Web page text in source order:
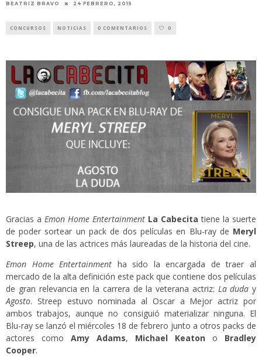
BEATRIZ BRAVO 24 FEBRERO, 2015
CONCURSOS NOTICIAS 0 COMENTARIOS 0
Gracias a Emon Home Entertainment La Cabecita tiene la suerte
de poder sortear un pack de dos películas en Blu-ray de Meryl
Streep, una de las actrices más laureadas de la historia del cine.
Emon Home Entertainment ha sido la encargada de traer al
mercado de la alta definición este pack que contiene dos películas
de gran relevancia en la carrera de la veterana actriz: La duda y
Agosto. Streep estuvo nominada al Oscar a Mejor actriz por
ambos trabajos, aunque no consiguió materializar ninguna. El
Blu-ray se lanzó el miércoles 18 de febrero junto a otros packs de
actores como Amy Adams, Michael Keaton o Bradley
Cooper.